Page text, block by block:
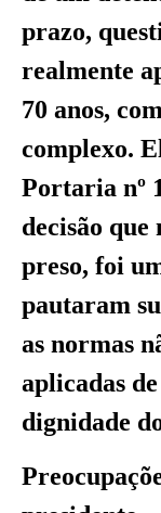
prazo,
realmente
70 anos,
complexo.
Portaria nº
decisão
preso, foi
pautaram
as normas
aplicadas
dignidade